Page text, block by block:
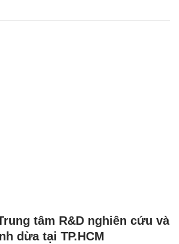
tâm R&D nghiên cứu và
dừa tại TP.HCM